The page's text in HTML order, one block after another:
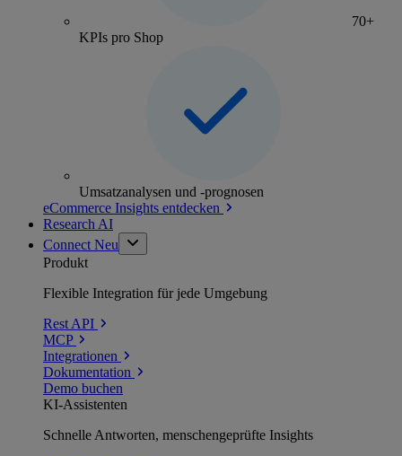
70+
KPIs pro Shop
Umsatzanalysen und -prognosen
eCommerce Insights entdecken
Research AI
Connect Neu
Produkt
Flexible Integration für jede Umgebung
Rest API
MCP
Integrationen
Dokumentation
Demo buchen
KI-Assistenten
Schnelle Antworten, menschengeprüfte Insights